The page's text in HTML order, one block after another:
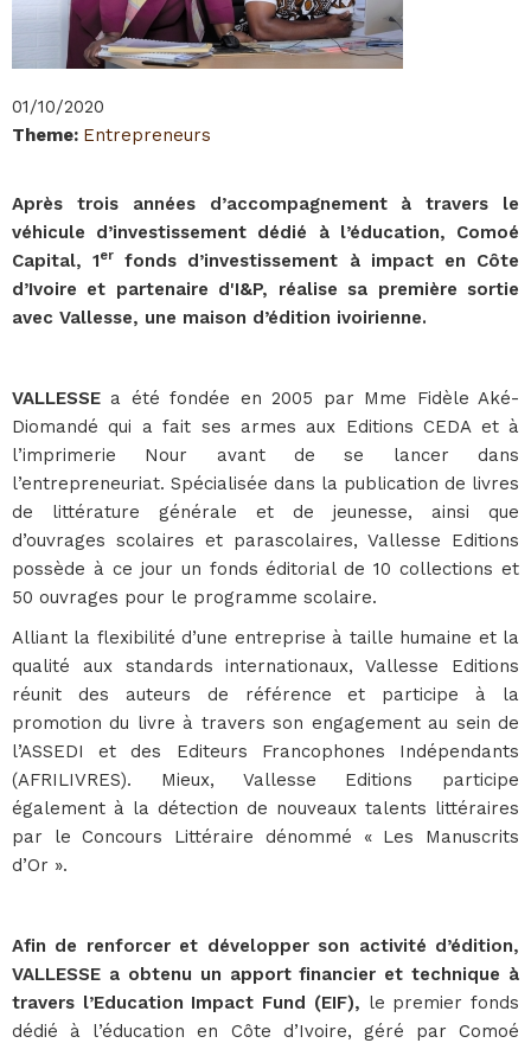
01/10/2020
Theme: Entrepreneurs
Après trois années d’accompagnement à travers le
véhicule d’investissement dédié à l’éducation, Comoé
Capital, 1er
fonds d’investissement à impact en Côte
d’Ivoire et partenaire d'I&P, réalise sa première sortie
avec Vallesse, une maison d’édition ivoirienne.
VALLESSE a été fondée en 2005 par Mme Fidèle Aké-
Diomandé qui a fait ses armes aux Editions CEDA et à
l’imprimerie Nour avant de se lancer dans
l’entrepreneuriat. Spécialisée dans la publication de livres
de littérature générale et de jeunesse, ainsi que
d’ouvrages scolaires et parascolaires, Vallesse Editions
possède à ce jour un fonds éditorial de 10 collections et
50 ouvrages pour le programme scolaire.
Alliant la flexibilité d’une entreprise à taille humaine et la
qualité aux standards internationaux, Vallesse Editions
réunit des auteurs de référence et participe à la
promotion du livre à travers son engagement au sein de
l’ASSEDI et des Editeurs Francophones Indépendants
(AFRILIVRES). Mieux, Vallesse Editions participe
également à la détection de nouveaux talents littéraires
par le Concours Littéraire dénommé « Les Manuscrits
d’Or ».
Afin de renforcer et développer son activité d’édition,
VALLESSE a obtenu un apport financier et technique à
travers l’Education Impact Fund (EIF), le premier fonds
dédié à l’éducation en Côte d’Ivoire, géré par Comoé